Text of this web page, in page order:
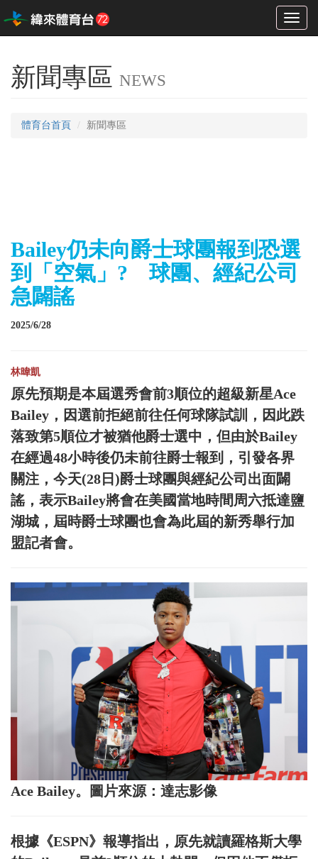
Toggle
新聞專區 NEWS
體育台首頁 新聞專區
Bailey仍未向爵士球團報到恐選
到「空氣」? 球團、經紀公司
急闢謠
2025/6/28
林暐凱
原先預期是本屆選秀會前3順位的超級新星Ace
Bailey，因選前拒絕前往任何球隊試訓，因此跌
落致第5順位才被猶他爵士選中，但由於Bailey
在經過48小時後仍未前往爵士報到，引發各界
關注，今天(28日)爵士球團與經紀公司出面闢
謠，表示Bailey將會在美國當地時間周六抵達鹽
湖城，屆時爵士球團也會為此屆的新秀舉行加
盟記者會。
Ace Bailey。圖片來源：達志影像
根據《ESPN》報導指出，原先就讀羅格斯大學